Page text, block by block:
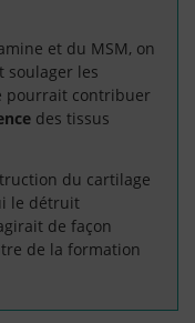
et du MSM, on
soulager les
pourrait contribuer
des tissus
du cartilage
le détruit
de façon
de la formation